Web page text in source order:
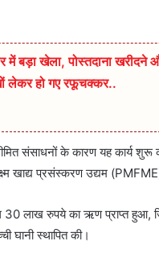
में बड़ा खेला, पोस्तदाना खरीदने
लेकर हो गए रफूचक्कर..
संसाधनों के कारण यह कार्य शुरू
खाद्य प्रसंस्करण उद्यम
लाख रुपये का ऋण प्राप्त हुआ,
स्थापित की।